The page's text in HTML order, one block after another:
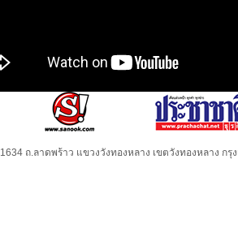
ถ.ลาดพร้าว แขวงวังทองหลาง เขตวังทองหลาง ก